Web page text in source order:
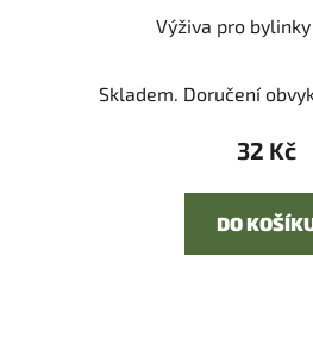
Výživa pro
Skladem. Doručení
32 Kč
DO